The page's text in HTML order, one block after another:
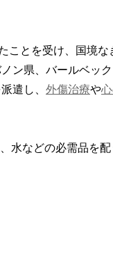
ことを受け、国境な
ン県、バールベック
遣し、 外傷治療や
水などの必需品を